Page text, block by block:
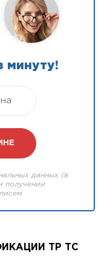
минуту!
данных (в
получении
ТР ТС